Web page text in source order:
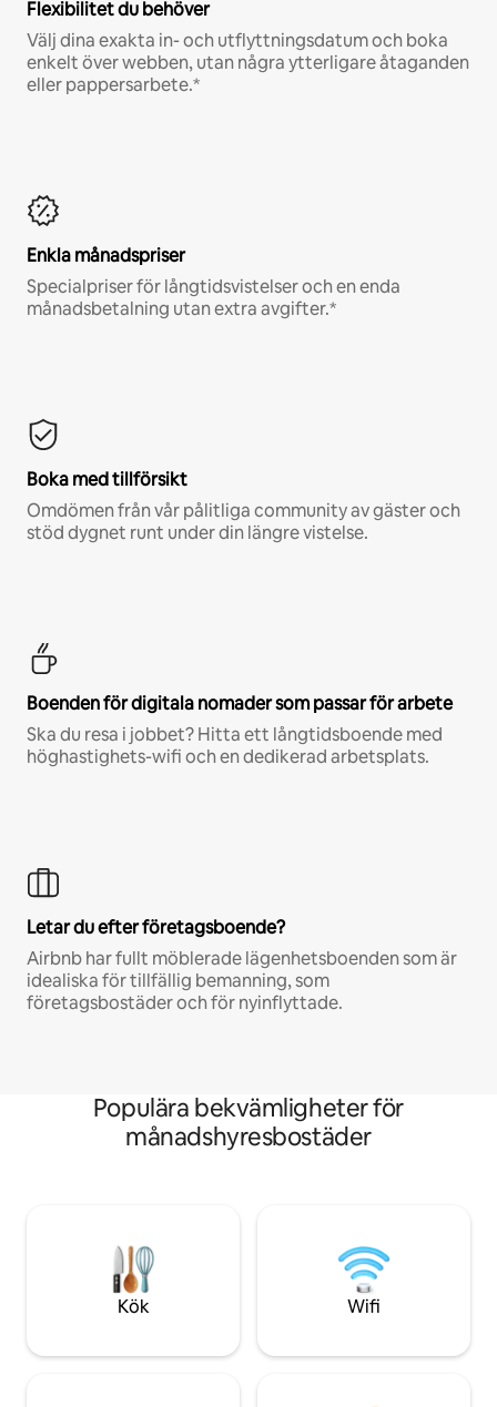
Flexibilitet du behöver
Välj dina exakta in- och utflyttningsdatum och boka
enkelt över webben, utan några ytterligare åtaganden
eller pappersarbete.*
Enkla månadspriser
Specialpriser för långtidsvistelser och en enda
månadsbetalning utan extra avgifter.*
Boka med tillförsikt
Omdömen från vår pålitliga community av gäster och
stöd dygnet runt under din längre vistelse.
Boenden för digitala nomader som passar för arbete
Ska du resa i jobbet? Hitta ett långtidsboende med
höghastighets-wifi och en dedikerad arbetsplats.
Letar du efter företagsboende?
Airbnb har fullt möblerade lägenhetsboenden som är
idealiska för tillfällig bemanning, som
företagsbostäder och för nyinflyttade.
Populära bekvämligheter för
månadshyresbostäder
Kök Wifi